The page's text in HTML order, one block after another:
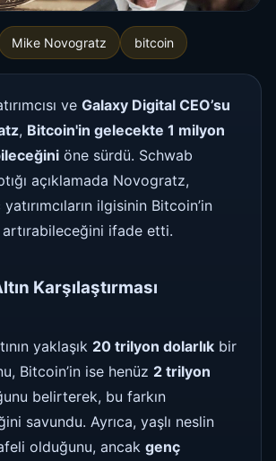
Mike Novogratz bitcoin
ve Galaxy Digital CEO’su
, Bitcoin'in gelecekte 1 milyon
öne sürdü. Schwab
açıklamada Novogratz,
ilgisinin Bitcoin’in
artırabileceğini ifade etti.
Karşılaştırması
yaklaşık 20 trilyon dolarlık bir
Bitcoin’in ise henüz 2 trilyon
belirterek, bu farkın
savundu. Ayrıca, yaşlı neslin
olduğunu, ancak genç